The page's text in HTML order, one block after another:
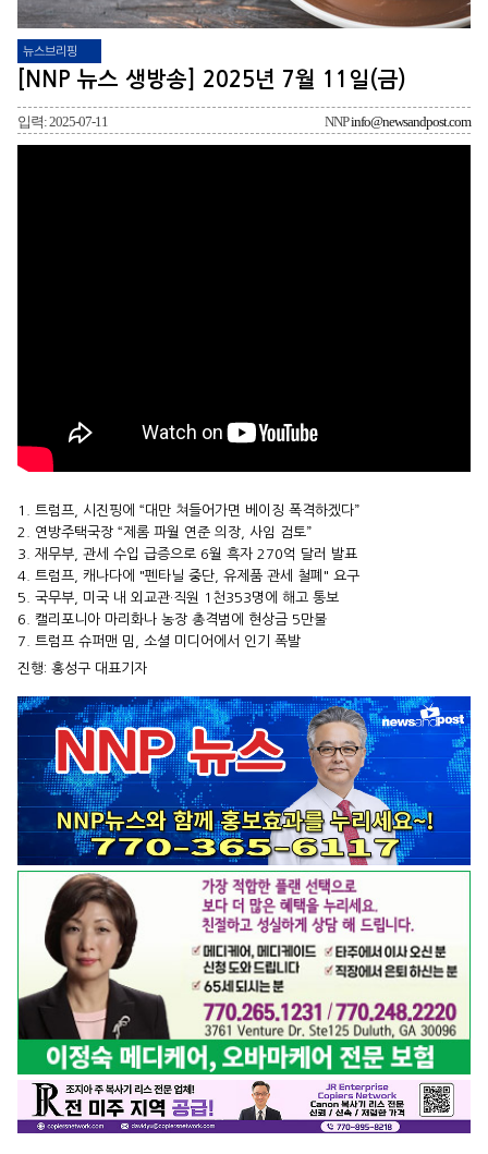
뉴스브리핑
[NNP 뉴스 생방송] 2025년 7월 11일(금)
입력: 2025-07-11 NNPinfo@newsandpost.com
1. 트럼프, 시진핑에 “대만 쳐들어가면 베이징 폭격하겠다”
2. 연방주택국장 “제롬 파월 연준 의장, 사임 검토”
3. 재무부, 관세 수입 급증으로 6월 흑자 270억 달러 발표
4. 트럼프, 캐나다에 "펜타닐 중단, 유제품 관세 철폐" 요구
5. 국무부, 미국 내 외교관·직원 1천353명에 해고 통보
6. 캘리포니아 마리화나 농장 총격범에 현상금 5만불
7. 트럼프 슈퍼맨 밈, 소셜 미디어에서 인기 폭발
진행: 홍성구 대표기자